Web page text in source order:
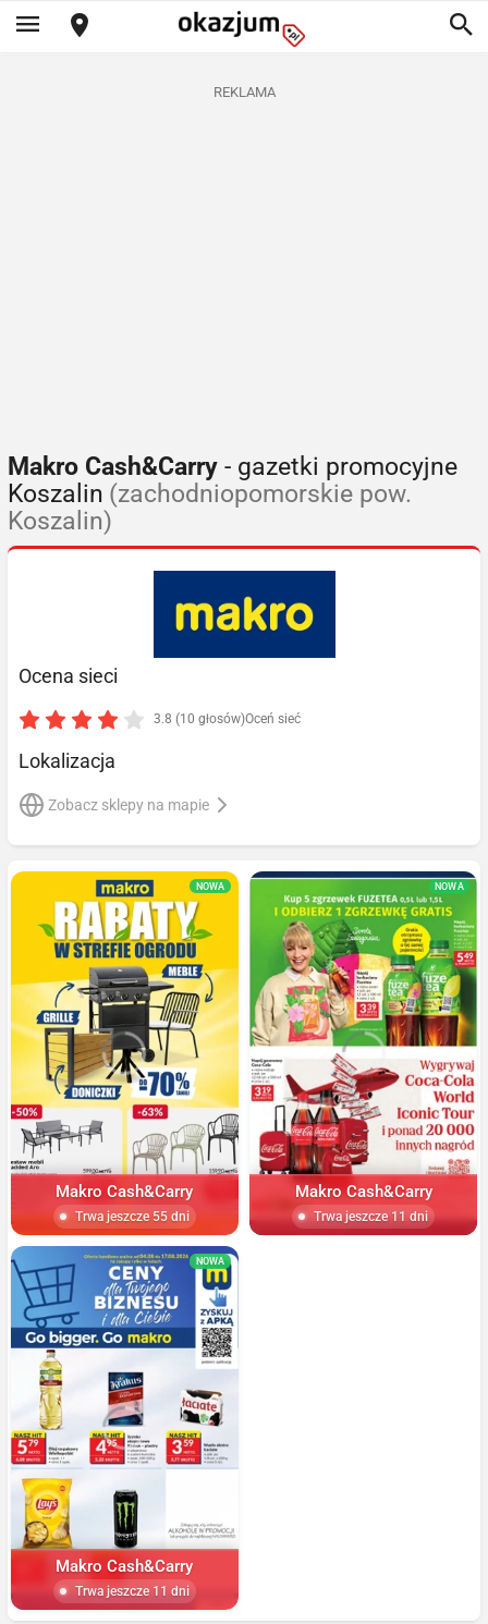
REKLAMA
Makro Cash&Carry - gazetki promocyjne
Koszalin (zachodniopomorskie pow.
Koszalin)
Ocena sieci
3.8 (10 głosów)Oceń sieć
Lokalizacja
Zobacz sklepy na mapie
NOWA
Makro Cash&Carry
Trwa jeszcze 55 dni
NOWA
Makro Cash&Carry
Trwa jeszcze 11 dni
NOWA
Makro Cash&Carry
Trwa jeszcze 11 dni